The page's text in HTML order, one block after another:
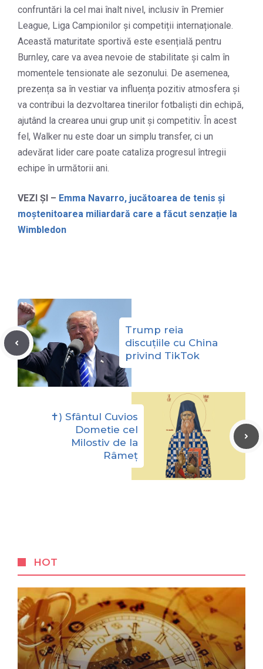
confruntări la cel mai înalt nivel, inclusiv în Premier
League, Liga Campionilor și competiții internaționale.
Această maturitate sportivă este esențială pentru
Burnley, care va avea nevoie de stabilitate și calm în
momentele tensionate ale sezonului. De asemenea,
prezența sa în vestiar va influența pozitiv atmosfera și
va contribui la dezvoltarea tinerilor fotbaliști din echipă,
ajutând la crearea unui grup unit și competitiv. În acest
fel, Walker nu este doar un simplu transfer, ci un
adevărat lider care poate cataliza progresul întregii
echipe în următorii ani.
VEZI ȘI – Emma Navarro, jucătoarea de tenis și
moștenitoarea miliardară care a făcut senzație la
Wimbledon
Trump reia
discuțiile cu China
privind TikTok
✝) Sfântul Cuvios
Dometie cel
Milostiv de la
Râmeț
HOT